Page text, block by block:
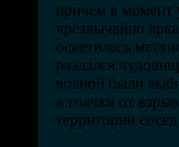
причем в момент
чрезвычайно
осветилась
раздался
волной были
а толчки от
территории